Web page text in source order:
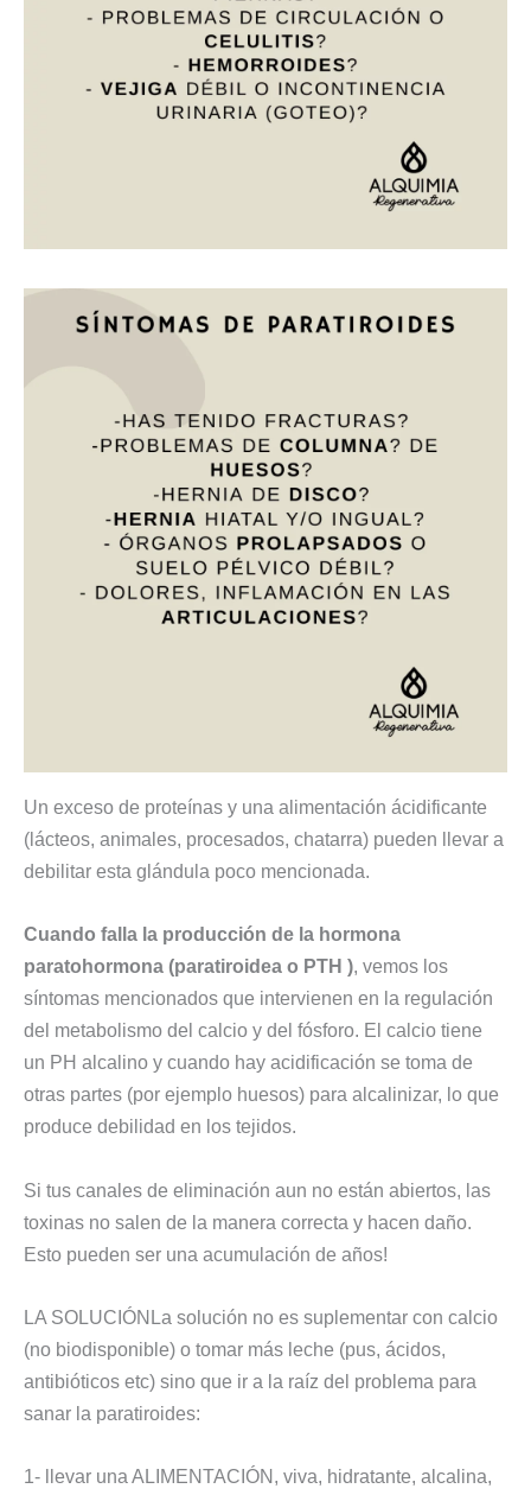
Un exceso de proteínas y una alimentación ácidificante
(lácteos, animales, procesados, chatarra) pueden llevar a
debilitar esta glándula poco mencionada.
Cuando falla la producción de la hormona
paratohormona (paratiroidea o PTH ), vemos los
síntomas mencionados que intervienen en la regulación
del metabolismo del calcio y del fósforo. El calcio tiene
un PH alcalino y cuando hay acidificación se toma de
otras partes (por ejemplo huesos) para alcalinizar, lo que
produce debilidad en los tejidos.
Si tus canales de eliminación aun no están abiertos, las
toxinas no salen de la manera correcta y hacen daño.
Esto pueden ser una acumulación de años!
LA SOLUCIÓNLa solución no es suplementar con calcio
(no biodisponible) o tomar más leche (pus, ácidos,
antibióticos etc) sino que ir a la raíz del problema para
sanar la paratiroides:
1- llevar una ALIMENTACIÓN, viva, hidratante, alcalina,